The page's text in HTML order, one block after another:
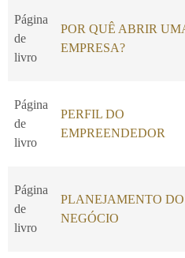
Página
de
livro
POR QUÊ ABRIR
EMPRESA?
Página
de
livro
PERFIL DO
EMPREENDEDOR
Página
de
livro
PLANEJAMENTO DO
NEGÓCIO